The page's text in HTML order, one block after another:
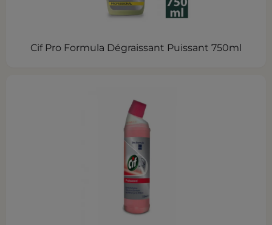
Cif Pro Formula Dégraissant Puissant 750ml